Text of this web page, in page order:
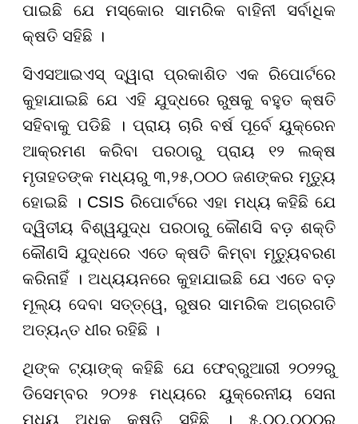
ପାଇଛି ଯେ ମସ୍କୋର ସାମରିକ ବାହିନୀ ସର୍ବାଧିକ
କ୍ଷତି ସହିଛି ।
ସିଏସଆଇଏସ୍ ଦ୍ୱାରା ପ୍ରକାଶିତ ଏକ ରିପୋର୍ଟରେ
କୁହାଯାଇଛି ଯେ ଏହି ଯୁଦ୍ଧରେ ରୁଷକୁ ବହୁତ କ୍ଷତି
ସହିବାକୁ ପଡିଛି । ପ୍ରାୟ ଚାରି ବର୍ଷ ପୂର୍ବେ ୟୁକ୍ରେନ
ଆକ୍ରମଣ କରିବା ପରଠାରୁ ପ୍ରାୟ ୧୨ ଲକ୍ଷ
ମୃତାହତଙ୍କ ମଧ୍ୟରୁ ୩,୨୫,୦୦୦ ଜଣଙ୍କର ମୃତ୍ୟୁ
ହୋଇଛି । CSIS ରିପୋର୍ଟରେ ଏହା ମଧ୍ୟ କହିଛି ଯେ
ଦ୍ୱିତୀୟ ବିଶ୍ୱଯୁଦ୍ଧ ପରଠାରୁ କୌଣସି ବଡ଼ ଶକ୍ତି
କୌଣସି ଯୁଦ୍ଧରେ ଏତେ କ୍ଷତି କିମ୍ବା ମୃତ୍ୟୁବରଣ
କରିନାହିଁ । ଅଧ୍ୟୟନରେ କୁହାଯାଇଛି ଯେ ଏତେ ବଡ଼
ମୂଲ୍ୟ ଦେବା ସତ୍ତ୍ୱେ, ରୁଷର ସାମରିକ ଅଗ୍ରଗତି
ଅତ୍ୟନ୍ତ ଧୀର ରହିଛି ।
ଥିଙ୍କ ଟ୍ୟାଙ୍କ୍ କହିଛି ଯେ ଫେବ୍ରୁଆରୀ ୨୦୨୨ରୁ
ଡିସେମ୍ବର ୨୦୨୫ ମଧ୍ୟରେ ୟୁକ୍ରେନୀୟ ସେନା
ମଧ୍ୟ ଅଧିକ କ୍ଷତି ସହିଛି । ୫,୦୦,୦୦୦ରୁ